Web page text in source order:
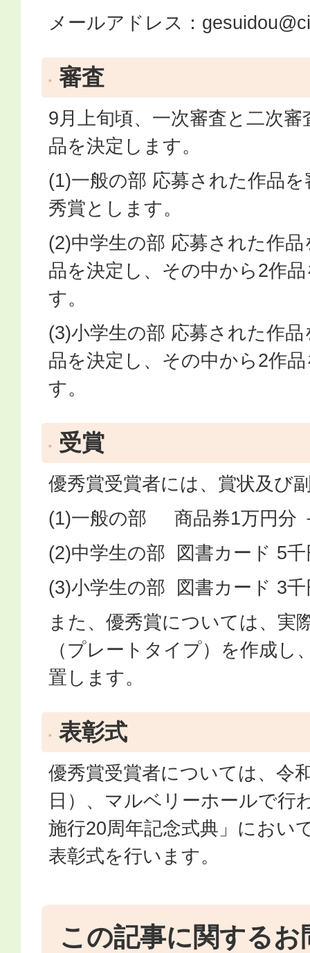
メールアドレス：
審査
9月上旬頃、一次審査と二次
品を決定します。
(1)一般の部 応募された作品
秀賞とします。
(2)中学生の部 応募された作
品を決定し、その中から2作
す。
(3)小学生の部 応募された作
品を決定し、その中から2作
す。
受賞
優秀賞受賞者には、賞状及び
(1)一般の部 商品券1万円分
(2)中学生の部 図書カード 5
(3)小学生の部 図書カード 3
また、優秀賞については、実
（プレートタイプ）を作成し
置します。
表彰式
優秀賞受賞者については、令
日）、マルベリーホールで行
施行20周年記念式典」におい
表彰式を行います。
この記事に関するお